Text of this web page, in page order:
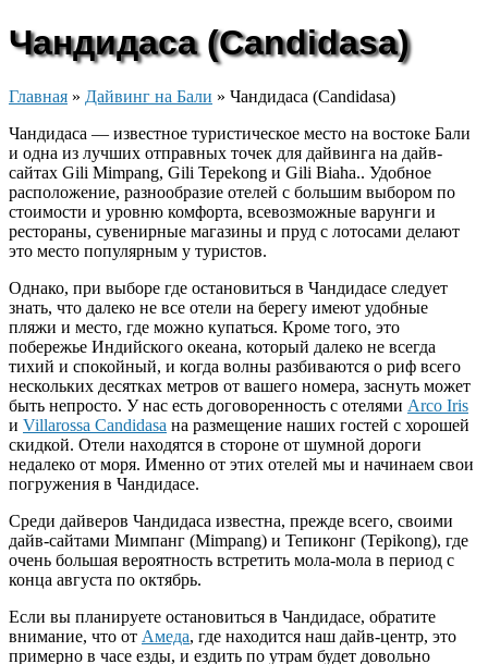
Чандидаса (Candidasa)
Главная » Дайвинг на Бали » Чандидаса (Candidasa)
Чандидаса — известное туристическое место на востоке Бали
и одна из лучших отправных точек для дайвинга на дайв-
сайтах Gili Mimpang, Gili Tepekong и Gili Biaha.. Удобное
расположение, разнообразие отелей с большим выбором по
стоимости и уровню комфорта, всевозможные варунги и
рестораны, сувенирные магазины и пруд с лотосами делают
это место популярным у туристов.
Однако, при выборе где остановиться в Чандидасе следует
знать, что далеко не все отели на берегу имеют удобные
пляжи и место, где можно купаться. Кроме того, это
побережье Индийского океана, который далеко не всегда
тихий и спокойный, и когда волны разбиваются о риф всего
нескольких десятках метров от вашего номера, заснуть может
быть непросто. У нас есть договоренность с отелями Arco Iris
и Villarossa Candidasa на размещение наших гостей с хорошей
скидкой. Отели находятся в стороне от шумной дороги
недалеко от моря. Именно от этих отелей мы и начинаем свои
погружения в Чандидасе.
Среди дайверов Чандидаса известна, прежде всего, своими
дайв-сайтами Мимпанг (Mimpang) и Тепиконг (Tepikong), где
очень большая вероятность встретить мола-мола в период с
конца августа по октябрь.
Если вы планируете остановиться в Чандидасе, обратите
внимание, что от Амеда, где находится наш дайв-центр, это
примерно в часе езды, и ездить по утрам будет довольно